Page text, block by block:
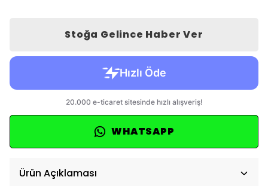
Stoğa Gelince Haber Ver
WHATSAPP
Ürün Açıklaması